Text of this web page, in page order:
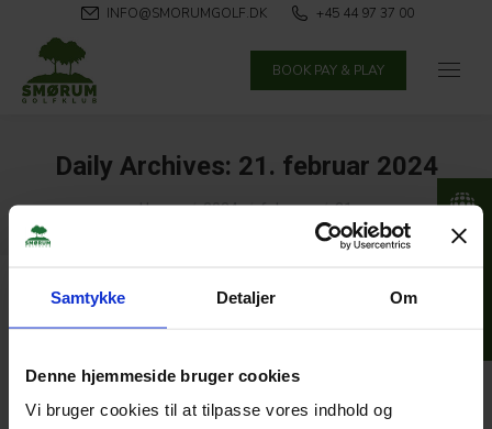
Samtykke Detaljer Om
Denne hjemmeside bruger cookies
Vi bruger cookies til at tilpasse vores indhold og
INFO@SMORUMGOLF.DK +45 44 97 37 00
BOOK PAY & PLAY
Daily Archives: 21. februar 2024
Home 2024 februar 21